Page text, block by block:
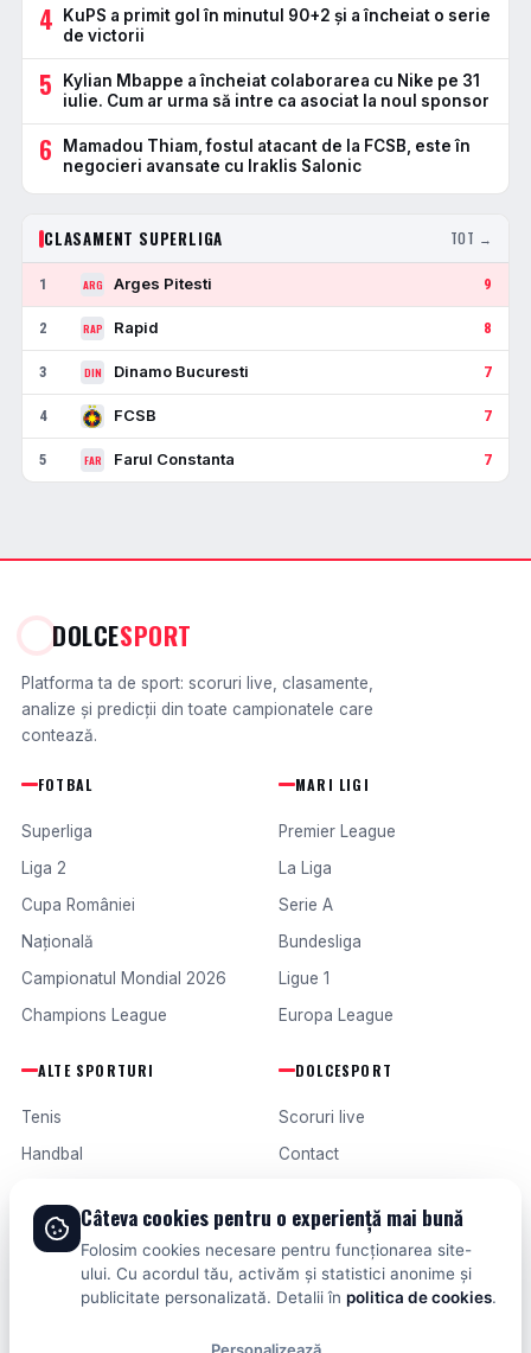
4
KuPS a primit gol în minutul 90+2 și a încheiat o serie
de victorii
5
Kylian Mbappe a încheiat colaborarea cu Nike pe 31
iulie. Cum ar urma să intre ca asociat la noul sponsor
6
Mamadou Thiam, fostul atacant de la FCSB, este în
negocieri avansate cu Iraklis Salonic
CLASAMENT SUPERLIGA TOT →
1 ARG Arges Pitesti 9
2 RAP Rapid 8
3 DIN Dinamo Bucuresti 7
4 FCSB 7
5 FAR Farul Constanta 7
DOLCESPORT
Platforma ta de sport: scoruri live, clasamente,
analize și predicții din toate campionatele care
contează.
FOTBAL
Superliga
Liga 2
Cupa României
Națională
Campionatul Mondial 2026
Champions League
MARI LIGI
Premier League
La Liga
Serie A
Bundesliga
Ligue 1
Europa League
ALTE SPORTURI
Tenis
Handbal
Formula 1
Fotbal intern
Fotbal extern
DOLCESPORT
Scoruri live
Contact
Termeni și condiții
Câteva cookies pentru o experiență mai bună
Folosim cookies necesare pentru funcționarea site-
ului. Cu acordul tău, activăm și statistici anonime și
publicitate personalizată. Detalii în politica de cookies.